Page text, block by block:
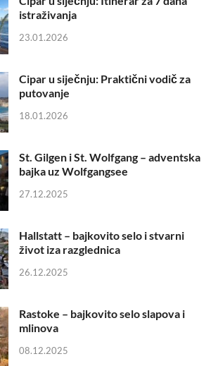
istraživanja
23.01.2026
Cipar u siječnju: Praktični vodič za
putovanje
18.01.2026
St. Gilgen i St. Wolfgang – adventska
bajka uz Wolfgangsee
27.12.2025
Hallstatt – bajkovito selo i stvarni
život iza razglednica
26.12.2025
Rastoke – bajkovito selo slapova i
mlinova
08.12.2025